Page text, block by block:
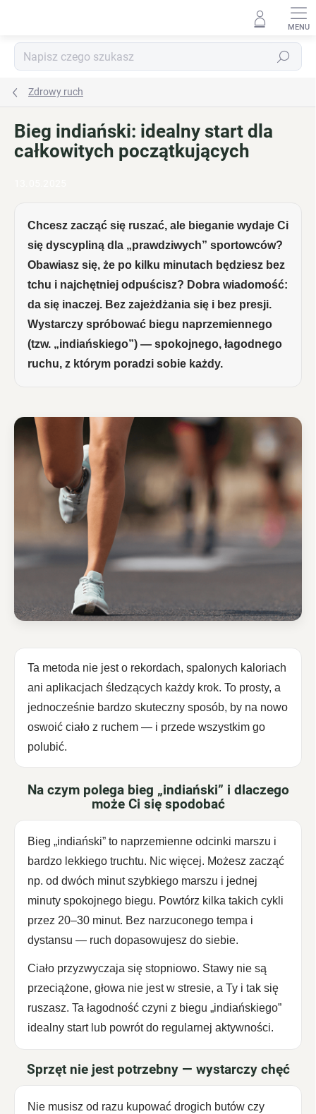
Szukaj
Zdrowy ruch
Bieg indiański: idealny start dla
całkowitych początkujących
Chcesz zacząć się ruszać, ale bieganie wydaje Ci
się dyscypliną dla „prawdziwych” sportowców?
Obawiasz się, że po kilku minutach będziesz bez
tchu i najchętniej odpuścisz? Dobra wiadomość:
da się inaczej. Bez zajeżdżania się i bez presji.
Wystarczy spróbować biegu naprzemiennego
(tzw. „indiańskiego”) — spokojnego, łagodnego
ruchu, z którym poradzi sobie każdy.
Ta metoda nie jest o rekordach, spalonych kaloriach
ani aplikacjach śledzących każdy krok. To prosty, a
jednocześnie bardzo skuteczny sposób, by na nowo
oswoić ciało z ruchem — i przede wszystkim go
polubić.
Na czym polega bieg „indiański” i dlaczego
może Ci się spodobać
Bieg „indiański” to naprzemienne odcinki marszu i
bardzo lekkiego truchtu. Nic więcej. Możesz zacząć
np. od dwóch minut szybkiego marszu i jednej
minuty spokojnego biegu. Powtórz kilka takich cykli
przez 20–30 minut. Bez narzuconego tempa i
dystansu — ruch dopasowujesz do siebie.
Ciało przyzwyczaja się stopniowo. Stawy nie są
przeciążone, głowa nie jest w stresie, a Ty i tak się
ruszasz. Ta łagodność czyni z biegu „indiańskiego”
idealny start lub powrót do regularnej aktywności.
Sprzęt nie jest potrzebny — wystarczy chęć
Nie musisz od razu kupować drogich butów czy